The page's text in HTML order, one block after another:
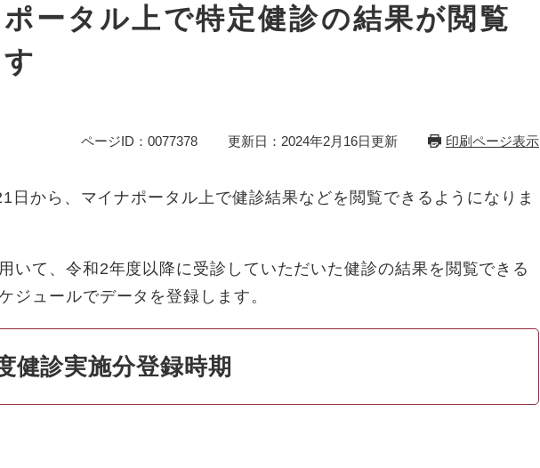
く
く
く
ータル上で特定健診の結果が閲覧
ページID：0077378 更新日：2024年2月16日更新 印刷ページ表示
から、マイナポータル上で健診結果などを閲覧できるようになりま
いて、令和2年度以降に受診していただいた健診の結果を閲覧できる
ジュールでデータを登録します。
健診実施分登録時期